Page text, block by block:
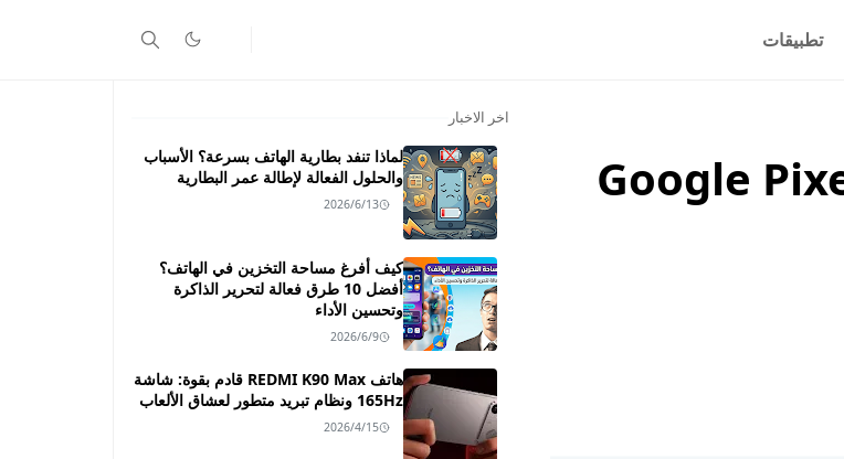
تطبيقات
اخر الاخبار
لماذا تنفد بطارية الهاتف بسرعة؟ الأسباب
والحلول الفعالة لإطالة عمر البطارية
2026/6/13
كيف أفرغ مساحة التخزين في الهاتف؟
أفضل 10 طرق فعالة لتحرير الذاكرة
وتحسين الأداء
2026/6/9
هاتف REDMI K90 Max قادم بقوة: شاشة
165Hz ونظام تبريد متطور لعشاق الألعاب
2026/4/15